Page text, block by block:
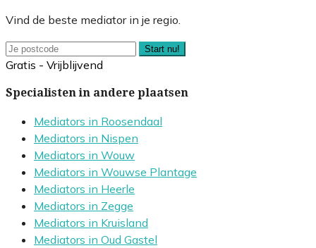
Vind de beste mediator in je regio.
Start nu!
Gratis - Vrijblijvend
Specialisten in andere plaatsen
Mediators in Roosendaal
Mediators in Nispen
Mediators in Wouw
Mediators in Wouwse Plantage
Mediators in Heerle
Mediators in Zegge
Mediators in Kruisland
Mediators in Oud Gastel